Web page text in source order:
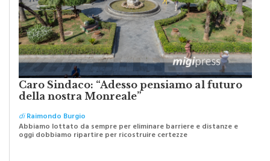
Caro Sindaco: “Adesso pensiamo al futuro
della nostra Monreale”
diRaimondo Burgio
Abbiamo lottato da sempre per eliminare barriere e distanze e
oggi dobbiamo ripartire per ricostruire certezze